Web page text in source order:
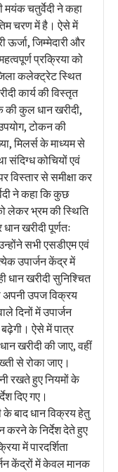
चतुर्वेदी ने कहा
चरण में है। ऐसे में
ऊर्जा, जिम्मेदारी और
प्रक्रिया को
कलेक्ट्रेट स्थित
कार्य की विस्तृत
की कुल धान खरीदी,
टोकन की
मिलर्स के माध्यम से
संदिग्ध कोचियों एवं
विस्तार से समीक्षा कर
ने कहा कि कुछ
लेकर भ्रम की स्थिति
खरीदी पूर्णतः
सभी एसडीएम एवं
उपार्जन केंद्र में
धान खरीदी सुनिश्चित
अपनी उपज विक्रय
दिनों में उपार्जन
ऐसे में पात्र
खरीदी की जाए, वहीं
से रोका जाए।
रखते हुए नियमों के
दिए गए।
बाद धान विक्रय हेतु
करने के निर्देश देते हुए
में पारदर्शिता
केंद्रों में केवल मानक